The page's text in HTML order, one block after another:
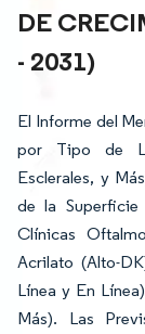
DE
- 2031)
El Informe del
por Tipo de
Esclerales, y
de la Superficie
Clínicas
Acrilato (Alto-
Línea y En
Más). Las